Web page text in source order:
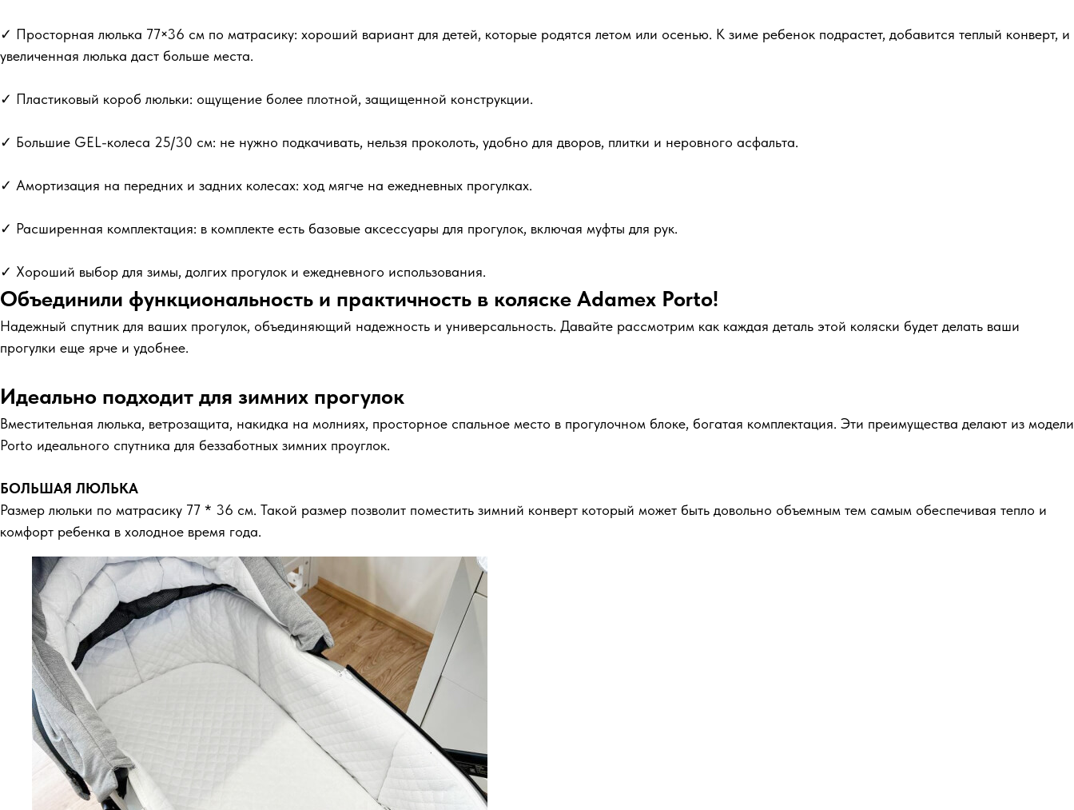
✓ Просторная люлька 77×36 см по матрасику: хороший вариант для детей, которые родятся летом или осенью. К зиме ребенок подрастет, добавится теплый конверт, и
увеличенная люлька даст больше места.
✓ Пластиковый короб люльки: ощущение более плотной, защищенной конструкции.
✓ Большие GEL-колеса 25/30 см: не нужно подкачивать, нельзя проколоть, удобно для дворов, плитки и неровного асфальта.
✓ Амортизация на передних и задних колесах: ход мягче на ежедневных прогулках.
✓ Расширенная комплектация: в комплекте есть базовые аксессуары для прогулок, включая муфты для рук.
✓ Хороший выбор для зимы, долгих прогулок и ежедневного использования.
Объединили функциональность и практичность в коляске Adamex Porto!
Надежный спутник для ваших прогулок, объединяющий надежность и универсальность. Давайте рассмотрим как каждая деталь этой коляски будет делать ваши
прогулки еще ярче и удобнее.
Идеально подходит для зимних прогулок
Вместительная люлька, ветрозащита, накидка на молниях, просторное спальное место в прогулочном блоке, богатая комплектация. Эти преимущества делают из модели
Porto идеального спутника для беззаботных зимних проуглок.
БОЛЬШАЯ ЛЮЛЬКА
Размер люльки по матрасику 77 * 36 см. Такой размер позволит поместить зимний конверт который может быть довольно объемным тем самым обеспечивая тепло и
комфорт ребенка в холодное время года.